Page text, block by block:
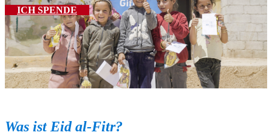
ICH SPENDE
Was istEid al-Fitr?